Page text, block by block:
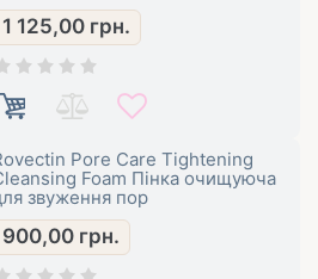
1 125,00 грн.
Pore Care Tightening
Foam Пінка очищуюча
звуження пор
900,00 грн.